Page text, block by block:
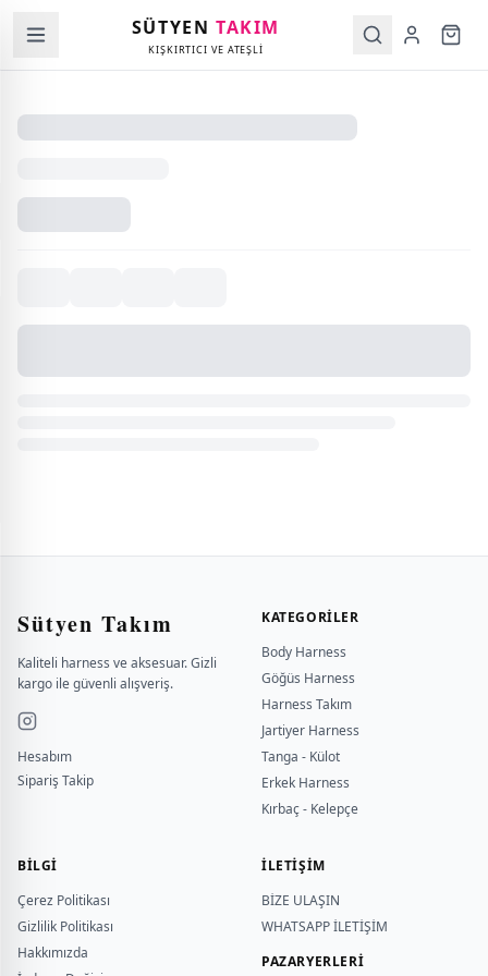
SÜTYENTAKIM
KIŞKIRTICI VE ATEŞLİ
Sütyen Takım
Kaliteli harness ve aksesuar. Gizli
kargo ile güvenli alışveriş.
Hesabım
Sipariş Takip
KATEGORILER
Body Harness
Göğüs Harness
Harness Takım
Jartiyer Harness
Tanga - Külot
Erkek Harness
Kırbaç - Kelepçe
BILGI
Çerez Politikası
Gizlilik Politikası
Hakkımızda
İLETİŞİM
BİZE ULAŞIN
WHATSAPP İLETİŞİM
PAZARYERLERİ